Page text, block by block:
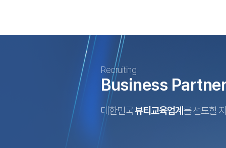
Recruiting
Business
대한민국뷰티교육업계 를 선도할